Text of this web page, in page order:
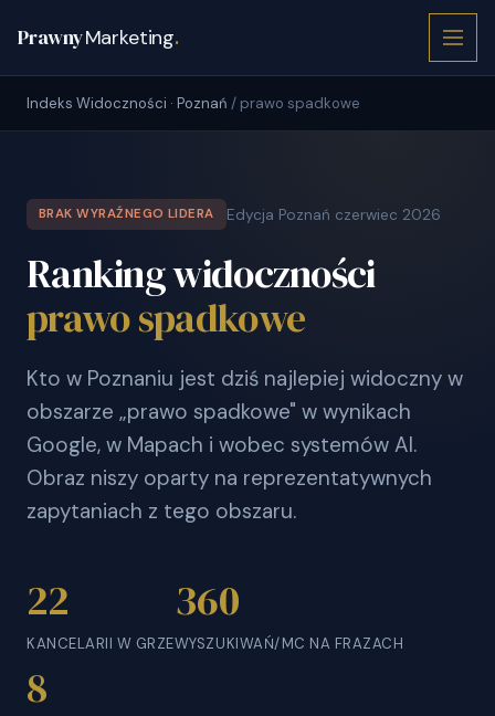
PrawnyMarketing.
Indeks Widoczności · Poznań / prawo spadkowe
BRAK WYRAŹNEGO LIDERA Edycja Poznań czerwiec 2026
Ranking widoczności
prawo spadkowe
Kto w Poznaniu jest dziś najlepiej widoczny w
obszarze „prawo spadkowe" w wynikach
Google, w Mapach i wobec systemów AI.
Obraz niszy oparty na reprezentatywnych
zapytaniach z tego obszaru.
22
KANCELARII W GRZE
360
WYSZUKIWAŃ/MC NA FRAZACH
8